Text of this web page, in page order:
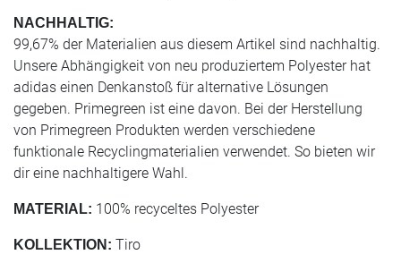
NACHHALTIG:
99,67% der Materialien aus diesem Artikel sind nachhaltig.
Unsere Abhängigkeit von neu produziertem Polyester hat
adidas einen Denkanstoß für alternative Lösungen
gegeben. Primegreen ist eine davon. Bei der Herstellung
von Primegreen Produkten werden verschiedene
funktionale Recyclingmaterialien verwendet. So bieten wir
dir eine nachhaltigere Wahl.
MATERIAL: 100% recyceltes Polyester
KOLLEKTION: Tiro